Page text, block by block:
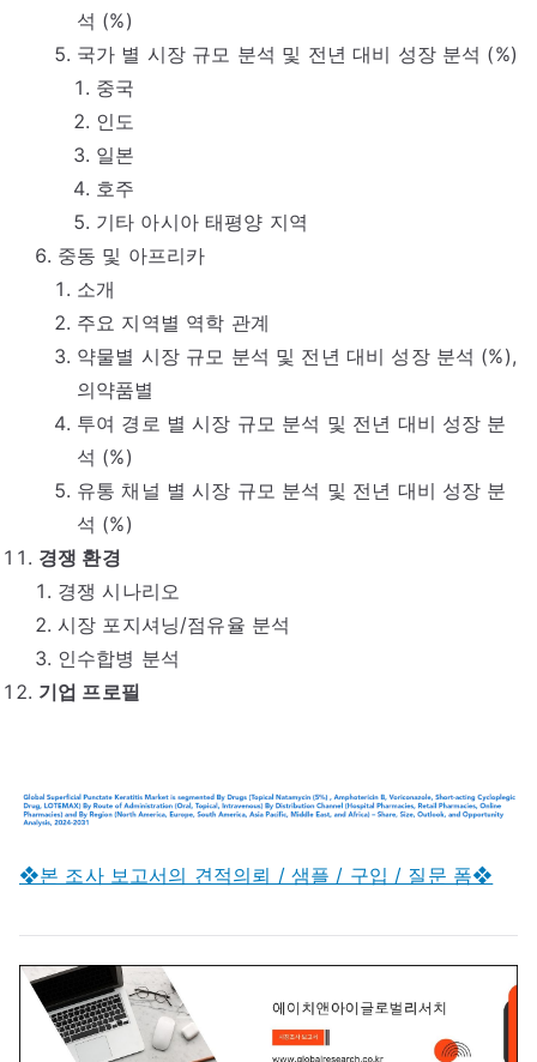
석 (%)
국가 별 시장 규모 분석 및 전년 대비 성장 분석 (%)
중국
인도
일본
호주
기타 아시아 태평양 지역
중동 및 아프리카
소개
주요 지역별 역학 관계
약물별 시장 규모 분석 및 전년 대비 성장 분석 (%),
의약품별
투여 경로 별 시장 규모 분석 및 전년 대비 성장 분
석 (%)
유통 채널 별 시장 규모 분석 및 전년 대비 성장 분
석 (%)
경쟁 환경
경쟁 시나리오
시장 포지셔닝/점유율 분석
인수합병 분석
기업 프로필
❖본 조사 보고서의 견적의뢰 / 샘플 / 구입 / 질문 폼❖